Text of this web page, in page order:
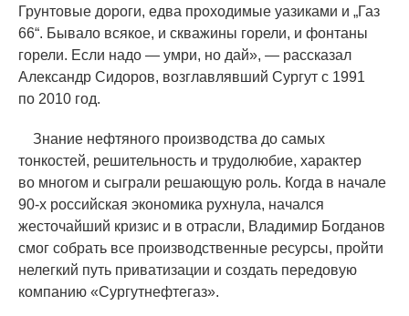
Грунтовые дороги, едва проходимые уазиками и „Газ
66“. Бывало всякое, и скважины горели, и фонтаны
горели. Если надо — умри, но дай», — рассказал
Александр Сидоров, возглавлявший Сургут с 1991
по 2010 год.
Знание нефтяного производства до самых
тонкостей, решительность и трудолюбие, характер
во многом и сыграли решающую роль. Когда в начале
90-х российская экономика рухнула, начался
жесточайший кризис и в отрасли, Владимир Богданов
смог собрать все производственные ресурсы, пройти
нелегкий путь приватизации и создать передовую
компанию «Сургутнефтегаз».